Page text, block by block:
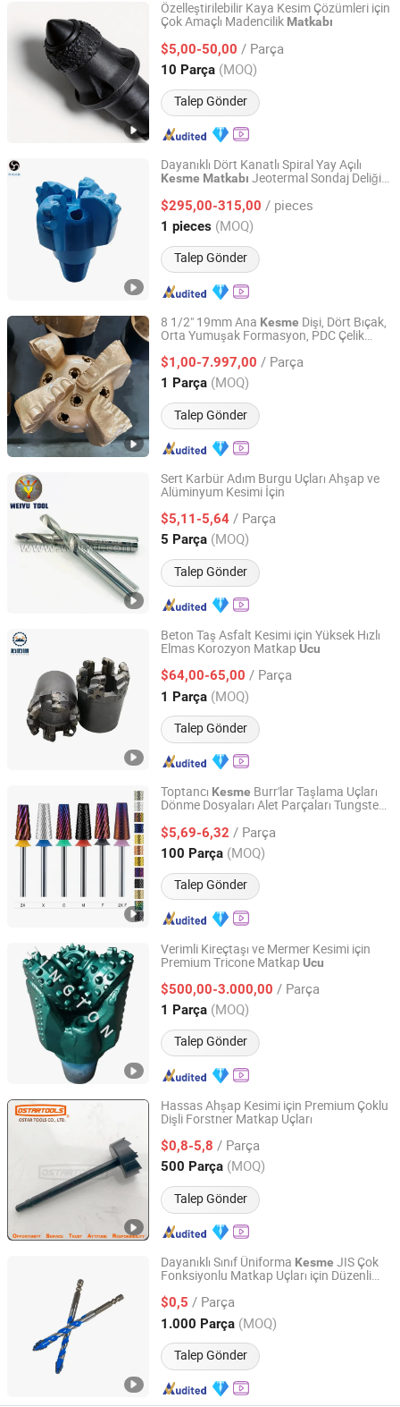
Özelleştirilebilir Kaya Kesim Çözümleri için
Çok Amaçlı Madencilik Matkabı
$5,00-50,00 / Parça
10 Parça (MOQ)
Talep Gönder
Beijing Haichuang Unite Technology Co., Ltd.
Beijing, China Fiyat 2026
Dayanıklı Dört Kanatlı Spiral Yay Açılı
Kesme Matkabı Jeotermal Sondaj Deliği
$295,00-315,00 / pieces
1 pieces (MOQ)
Talep Gönder
Qidong Fengsu Drilling Tools Co., Ltd.
Hunan, China Fiyat 2024
8 1/2" 19mm Ana Kesme Dişi, Dört Bıçak,
Orta Yumuşak Formasyon, PDC Çelik
$1,00-7.997,00 / Parça
1 Parça (MOQ)
Talep Gönder
Hebei Ruishi Bits Manufacturing Co., Ltd
Hebei, China Fiyat 2023
Sert Karbür Adım Burgu Uçları Ahşap ve
Alüminyum Kesimi İçin
$5,11-5,64 / Parça
5 Parça (MOQ)
Talep Gönder
CHANGZHOU WEIYU TOOLS FACTORY
Jiangsu, China Fiyat 2024
Beton Taş Asfalt Kesimi için Yüksek Hızlı
Elmas Korozyon Matkap Ucu
$64,00-65,00 / Parça
1 Parça (MOQ)
Talep Gönder
Shijiazhuang Jimai Machinery Equipment Technology
Co., Ltd.
Hebei, China Fiyat 2024
Toptancı Kesme Burr'lar Taşlama Uçları
Dönme Dosyaları Alet Parçaları Tungsten
$5,69-6,32 / Parça
100 Parça (MOQ)
Talep Gönder
Guangdong Jimdoa Electric Appliance Co., Ltd
Guangdong, China Fiyat 2021
Verimli Kireçtaşı ve Mermer Kesimi için
Premium Tricone Matkap Ucu
$500,00-3.000,00 / Parça
1 Parça (MOQ)
Talep Gönder
Hejian Dingtong Drill Bit Manufacturing Co., Ltd
Hebei, China Fiyat 2025
Hassas Ahşap Kesimi için Premium Çoklu
Dişli Forstner Matkap Uçları
$0,8-5,8 / Parça
500 Parça (MOQ)
Talep Gönder
Shanghai Ostar Tools Int'l Co., Ltd.
Shanghai, China Fiyat 2015
Dayanıklı Sınıf Üniforma Kesme JIS Çok
Fonksiyonlu Matkap Uçları için Düzenli
$0,5 / Parça
1.000 Parça (MOQ)
Talep Gönder
Yongkang Flying Trading Co., Ltd
Zhejiang, China Fiyat 2026